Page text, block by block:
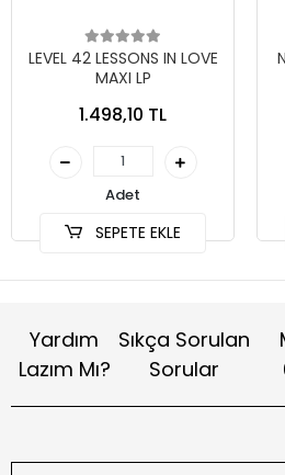
LEVEL 42 LESSONS IN LOVE
MAXI LP
1.498,10 TL
Adet
SEPETE EKLE
Yardım
Lazım Mı?
Sıkça Sorulan
Sorular